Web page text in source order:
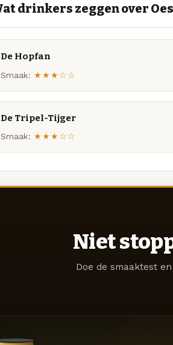
drinkers zeggen over
De Hopfan
Smaak: ★★★☆☆
De Tripel-Tijger
Smaak: ★★★☆☆
Niet
Doe de smaaktest